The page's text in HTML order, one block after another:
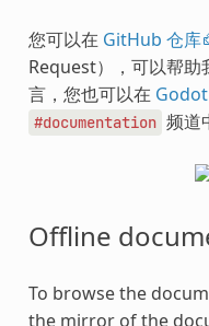
您可以在 GitHub 仓库
Request），可以帮助
言，您也可以在
#documentation 频道
Offline
To browse the
the mirror of the